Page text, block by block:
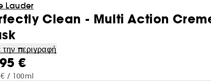
Lauder
Clean - Multi Action
την περιγραφή
€
€ / 100ml